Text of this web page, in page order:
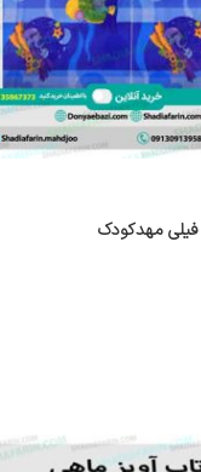
مهدکودک